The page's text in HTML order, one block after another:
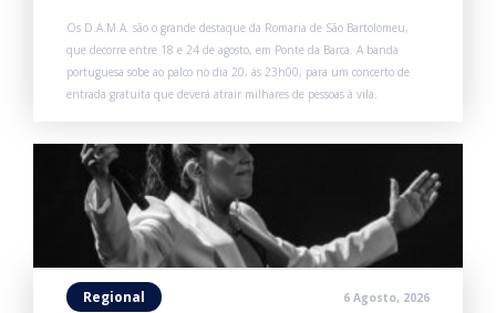
Os D.A.M.A. são o grande destaque da Romaria de São Bartolomeu,
que decorre entre 18 e 24 de agosto, em Ponte da Barca. A banda
portuguesa sobe ao palco no dia 20, às 23h00, para um concerto de
entrada gratuita que deverá atrair milhares de pessoas à vila.
Regional 6 Agosto, 2026